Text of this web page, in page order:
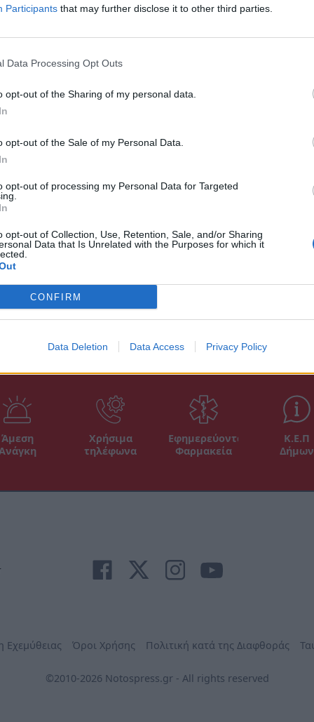
Participants that may further disclose it to other third parties.
Data Processing Opt Outs
opt-out of the Sharing of my personal data.
opt-out of the Sale of my Personal Data.
opt-out of processing my Personal Data for Targeted
opt-out of Collection, Use, Retention, Sale, and/or Sharing
Data that Is Unrelated with the Purposes for which it
CONFIRM
Data Deletion Data Access Privacy Policy
ανάγκη να ευχαριστήσει θερμά τον φίλο και
έργο που προσέφερε για επτά συνεχόμενα
επιλογή σου ως προπονητής της ΚΑΠΑ 19
τη συνέπεια ,το ήθος που σε διακρίνει, την
σου για το ποδόσφαιρο ,τα επόμενα χρόνια
επανδρώνουν τη μεγάλη ομάδα της πόλης
νέο σου ποδοσφαιρικό βήμα. Θα σε
ότι η «ΑΜΙΛΛΑ» θα συνεχίσει με τις
θεμελιώσαμε και στηρίχθηκε σταθερά όλα
Άμεση
Χρήσιμα
τηλέφωνα
Εφημερεύοντα
Φαρμακεία
Κ.Ε.Π
Δήμων
Εχεμύθειας Όροι Χρήσης Πολιτική κατά της Διαφθοράς
©2010-2026 Notospress.gr - All rights reserved